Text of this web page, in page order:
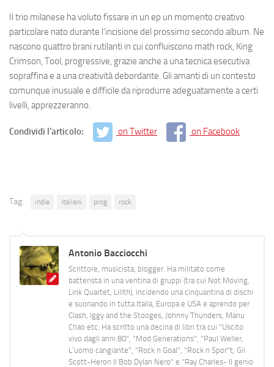
Il trio milanese ha voluto fissare in un ep un momento creativo
particolare nato durante l’incisione del prossimo secondo album. Ne
nascono quattro brani rutilanti in cui confluiscono math rock, King
Crimson, Tool, progressive, grazie anche a una tecnica esecutiva
sopraffina e a una creatività debordante. Gli amanti di un contesto
comunque inusuale e difficile da riprodurre adeguatamente a certi
livelli, apprezzeranno.
Condividi l'articolo: on Twitter on Facebook
Tag: indie italiani prog rock
Antonio Bacciocchi
Scrittore, musicista, blogger. Ha militato come
batterista in una ventina di gruppi (tra cui Not Moving,
Link Quartet, Lilith), incidendo una cinquantina di dischi
e suonando in tutta Italia, Europa e USA e aprendo per
Clash, Iggy and the Stooges, Johnny Thunders, Manu
Chao etc. Ha scritto una decina di libri tra cui "Uscito
vivo dagli anni 80", "Mod Generations", "Paul Weller,
L’uomo cangiante", "Rock n Goal", "Rock n Spor"t, Gil
Scott-Heron Il Bob Dylan Nero" e "Ray Charles- Il genio